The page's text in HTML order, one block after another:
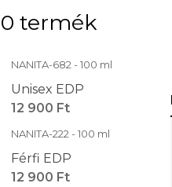
termék
NANITA-682 - 100 ml
Unisex EDP
12 900 Ft
NANITA-222 - 100 ml
Férfi EDP
12 900 Ft